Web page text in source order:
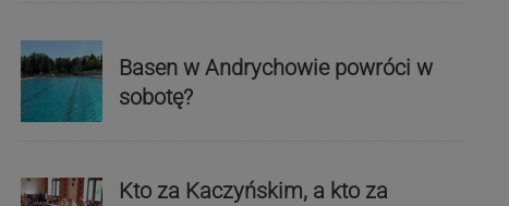
Basen w Andrychowie powróci w
sobotę?
Kto za Kaczyńskim, a kto za